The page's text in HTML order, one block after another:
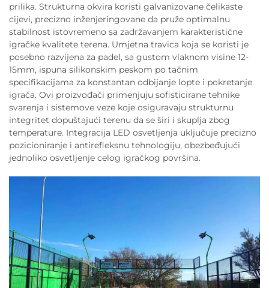
prilika. Strukturna okvira koristi galvanizovane čelikaste
cijevi, precizno inženjeringovane da pruže optimalnu
stabilnost istovremeno sa zadržavanjem karakteristične
igračke kvalitete terena. Umjetna travica koja se koristi je
posebno razvijena za padel, sa gustom vlaknom visine 12-
15mm, ispuna silikonskim peskom po tačnim
specifikacijama za konstantan odbijanje lopte i pokretanje
igrača. Ovi proizvođači primenjuju sofisticirane tehnike
svarenja i sistemove veze koje osiguravaju strukturnu
integritet dopuštajući terenu da se širi i skuplja zbog
temperature. Integracija LED osvetljenja uključuje precizno
pozicioniranje i antirefleksnu tehnologiju, obezbeđujući
jednoliko osvetljenje celog igračkog površina.